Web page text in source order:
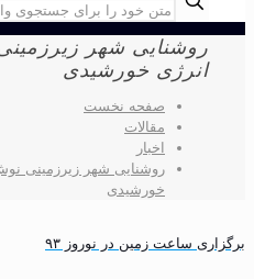
روشنایی شهر
انرژی خورشیدی
صفحه نخست
مقالات
اخبار
روشنایی شهر زیرزمینی نوش
خورشیدی
برگزاری ساعت زمین در نوروز ۹۳